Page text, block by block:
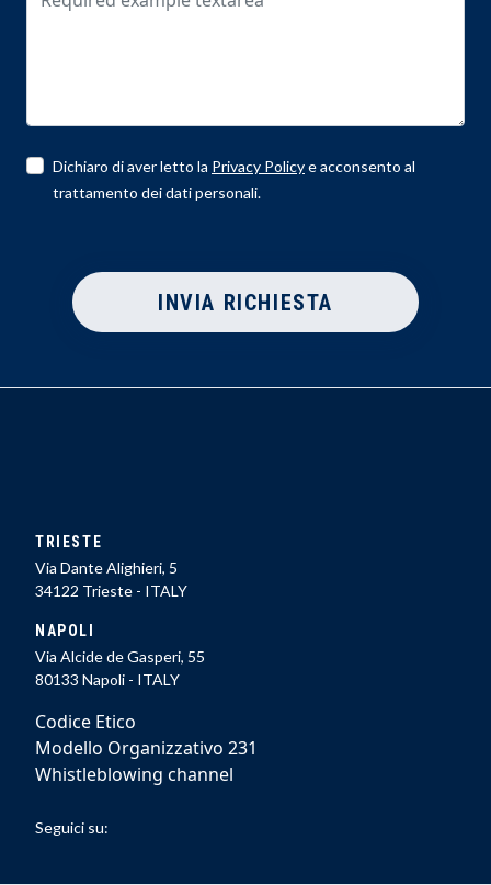
Dichiaro di aver letto la Privacy Policye acconsento al
trattamento dei dati personali.
INVIA RICHIESTA
TRIESTE
Via Dante Alighieri, 5
34122 Trieste - ITALY
NAPOLI
Via Alcide de Gasperi, 55
80133 Napoli - ITALY
Codice Etico
Modello Organizzativo 231
Whistleblowing channel
Seguici su: